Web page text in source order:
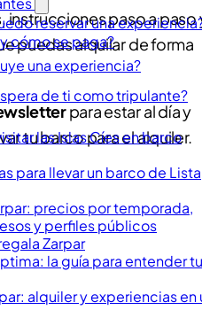
reservar una
cómo se paga?
una experiencia?
de ti como tripulante?
las Islas Cíes en barco
para llevar un barco de Lista
precios por temporada,
y perfiles públicos
Zarpar
la guía para entender tu
alquiler y experiencias en
instrucciones paso a paso
puedas alquilar de forma
para estar al día y
tu barco para el alquiler.